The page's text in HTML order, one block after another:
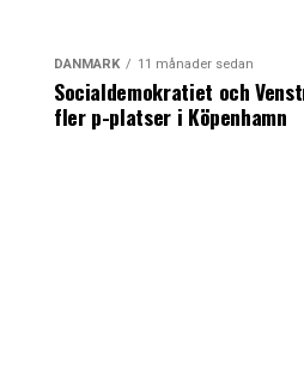
DANMARK 11 månader sedan
Socialdemokratiet och
fler p-platser i Köpenhamn